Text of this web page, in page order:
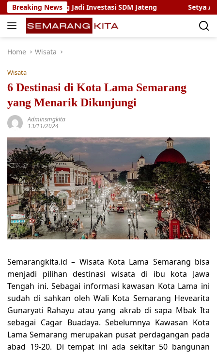
Skip
to
content
Breaking News
Jadi Investasi SDM Jateng Setya Arinugroho
Home Wisata
Wisata
6 Destinasi di Kota Lama Semarang
yang Menarik Dikunjungi
Adminsmgkita
13/11/2024
Semarangkita.id – Wisata Kota Lama Semarang bisa
menjadi pilihan destinasi wisata di ibu kota Jawa
Tengah ini. Sebagai informasi kawasan Kota Lama ini
sudah di sahkan oleh Wali Kota Semarang Hevearita
Gunaryati Rahayu atau yang akrab di sapa Mbak Ita
sebagai Cagar Buadaya. Sebelumnya Kawasan Kota
Lama Semarang merupakan pusat perdagangan pada
abad 19-20. Di tempat ini ada sekitar 50 bangunan